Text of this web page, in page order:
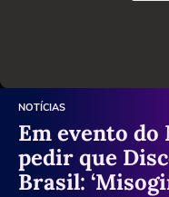
NOTÍCIAS
Em evento do
pedir que
Brasil: